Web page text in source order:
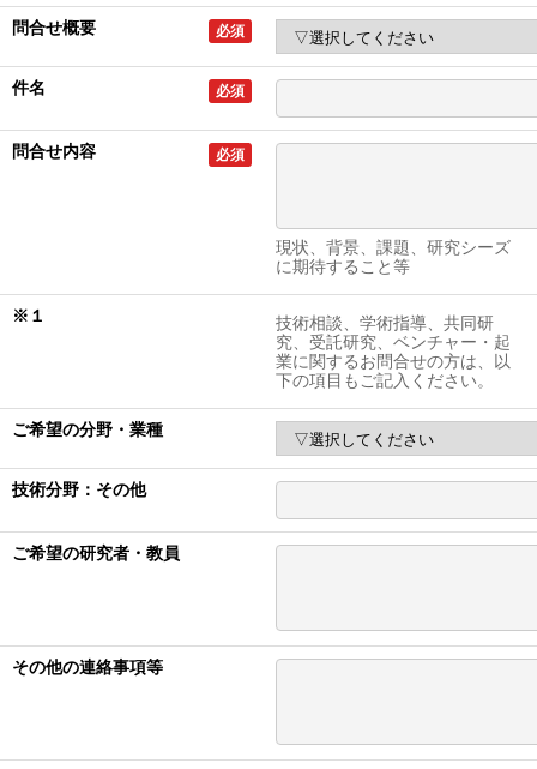
問合せ概要 必須
件名 必須
問合せ内容 必須
現状、背景、課題、研究シーズ
に期待すること等
※１
技術相談、学術指導、共同研
究、受託研究、ベンチャー・起
業に関するお問合せの方は、以
下の項目もご記入ください。
ご希望の分野・業種
技術分野：その他
ご希望の研究者・教員
その他の連絡事項等